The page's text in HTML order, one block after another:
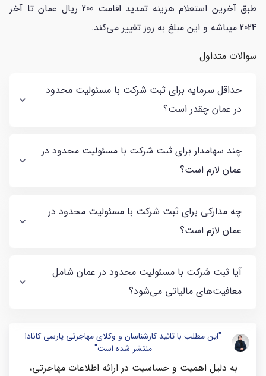
طبق آخرین استعلام هزینه تمدید اقامت 200 ریال عمان تا آخر
2024 می­باشه و این مبلغ به روز تغییر می‌کند.
سوالات متداول
حداقل سرمایه برای ثبت شرکت با مسئولیت محدود
در عمان چقدر است؟
چند سهامدار برای ثبت شرکت با مسئولیت محدود در
عمان لازم است؟
چه مدارکی برای ثبت شرکت با مسئولیت محدود در
عمان لازم است؟
آیا ثبت شرکت با مسئولیت محدود در عمان شامل
معافیت‌های مالیاتی می‌شود؟
"این مطلب با تائید کارشناسان و وکلای مهاجرتی پارسی کانادا
منتشر شده است"
به دلیل اهمیت و حساسیت در ارائه اطلاعات مهاجرتی،